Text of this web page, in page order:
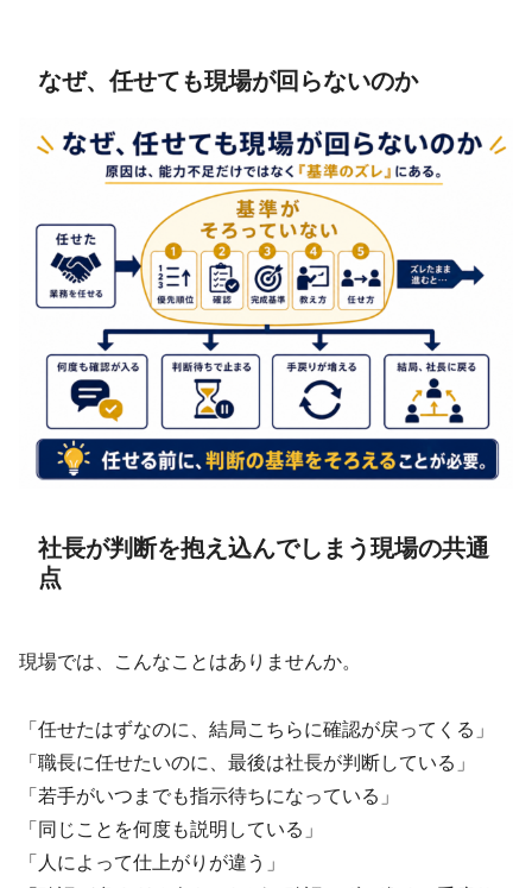
なぜ、任せても現場が回らないのか
社長が判断を抱え込んでしまう現場の共通
点
現場では、こんなことはありませんか。
「任せたはずなのに、結局こちらに確認が戻ってくる」
「職長に任せたいのに、最後は社長が判断している」
「若手がいつまでも指示待ちになっている」
「同じことを何度も説明している」
「人によって仕上がりが違う」